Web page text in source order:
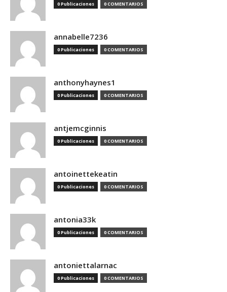
0 Publicaciones 0 COMENTARIOS
annabelle7236
0 Publicaciones 0 COMENTARIOS
anthonyhaynes1
0 Publicaciones 0 COMENTARIOS
antjemcginnis
0 Publicaciones 0 COMENTARIOS
antoinettekeatin
0 Publicaciones 0 COMENTARIOS
antonia33k
0 Publicaciones 0 COMENTARIOS
antoniettalarnac
0 Publicaciones 0 COMENTARIOS